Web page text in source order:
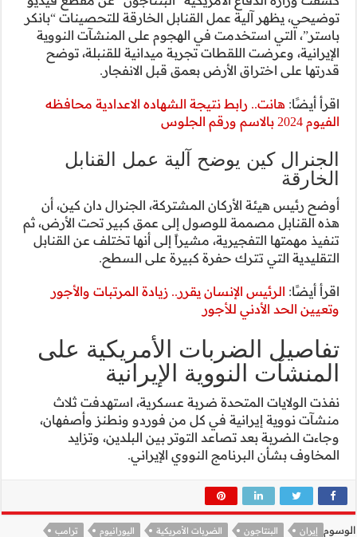
للتحصينات “بانكر
النووية
للقنبلة، توضح
محافظه
دان كين، أن
تحت الأرض، ثم
تختلف عن القنابل
والأجور
على
استهدفت ثلاث
وأصفهان،
وتزايد
ترامب